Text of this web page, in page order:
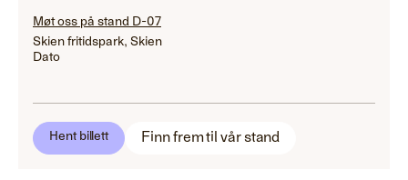
Møt oss på stand D-07
Skien fritidspark, Skien
Dato
Hent billett Finn frem til vår stand